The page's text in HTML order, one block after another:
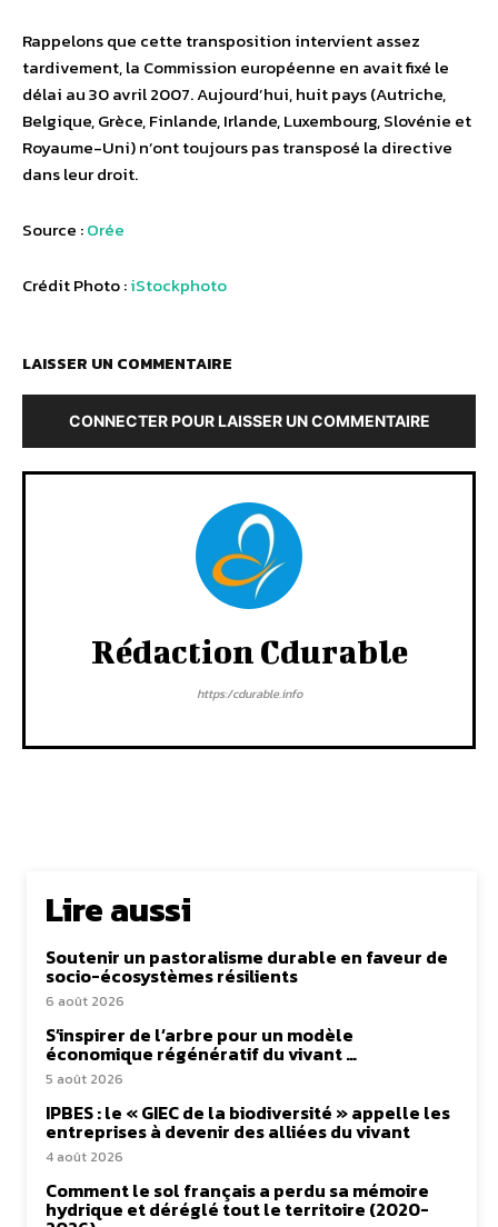
Rappelons que cette transposition intervient assez
tardivement, la Commission européenne en avait fixé le
délai au 30 avril 2007. Aujourd’hui, huit pays (Autriche,
Belgique, Grèce, Finlande, Irlande, Luxembourg, Slovénie et
Royaume-Uni) n’ont toujours pas transposé la directive
dans leur droit.
Source :Orée
Crédit Photo :iStockphoto
LAISSER UN COMMENTAIRE
CONNECTER POUR LAISSER UN COMMENTAIRE
Rédaction Cdurable
https:/cdurable.info
Lire aussi
Soutenir un pastoralisme durable en faveur de
socio-écosystèmes résilients
6 août 2026
S’inspirer de l’arbre pour un modèle
économique régénératif du vivant …
5 août 2026
IPBES : le « GIEC de la biodiversité » appelle les
entreprises à devenir des alliées du vivant
4 août 2026
Comment le sol français a perdu sa mémoire
hydrique et déréglé tout le territoire (2020-